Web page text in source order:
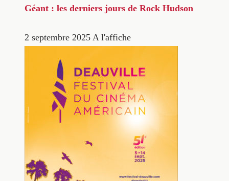
Géant : les derniers jours de Rock Hudson
2 septembre 2025 A l'affiche